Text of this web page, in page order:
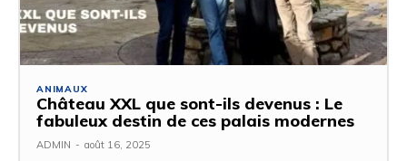
ANIMAUX
Château XXL que sont-ils devenus : Le
fabuleux destin de ces palais modernes
ADMIN - août 16, 2025